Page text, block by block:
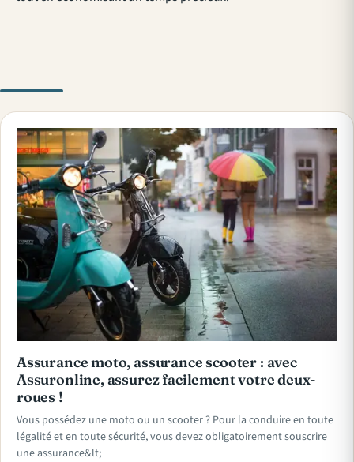
Assurance moto, assurance scooter : avec
Assuronline, assurez facilement votre deux-
roues !
Vous possédez une moto ou un scooter ? Pour la conduire en toute
légalité et en toute sécurité, vous devez obligatoirement souscrire
une assurance&lt;